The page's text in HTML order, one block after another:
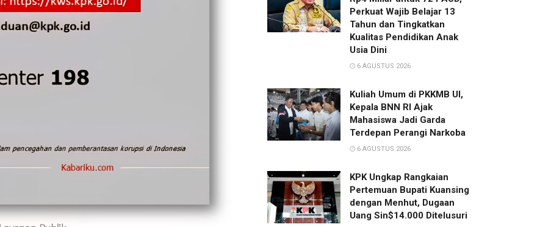
Perkuat Wajib Belajar 13
Tahun dan Tingkatkan
Kualitas Pendidikan Anak
Usia Dini
6 AGUSTUS 2026
Kuliah Umum di PKKMB UI,
Kepala BNN RI Ajak
Mahasiswa Jadi Garda
Terdepan Perangi Narkoba
6 AGUSTUS 2026
KPK Ungkap Rangkaian
Pertemuan Bupati Kuansing
dengan Menhut, Dugaan
Uang Sin$14.000 Ditelusuri